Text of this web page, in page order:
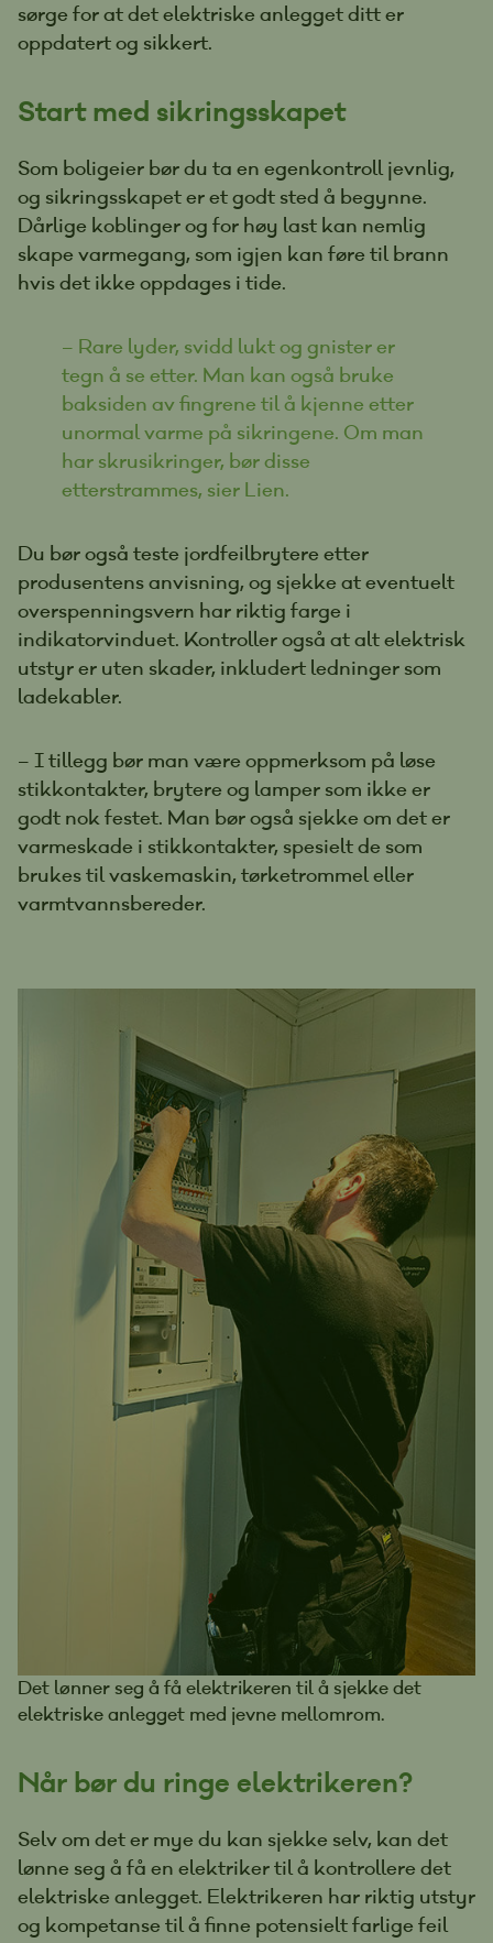
sørge for at det elektriske anlegget ditt er
oppdatert og sikkert.
Start med sikringsskapet
Som boligeier bør du ta en egenkontroll jevnlig,
og sikringsskapet er et godt sted å begynne.
Dårlige koblinger og for høy last kan nemlig
skape varmegang, som igjen kan føre til brann
hvis det ikke oppdages i tide.
– Rare lyder, svidd lukt og gnister er
tegn å se etter. Man kan også bruke
baksiden av fingrene til å kjenne etter
unormal varme på sikringene. Om man
har skrusikringer, bør disse
etterstrammes, sier Lien.
Du bør også teste jordfeilbrytere etter
produsentens anvisning, og sjekke at eventuelt
overspenningsvern har riktig farge i
indikatorvinduet. Kontroller også at alt elektrisk
utstyr er uten skader, inkludert ledninger som
ladekabler.
– I tillegg bør man være oppmerksom på løse
stikkontakter, brytere og lamper som ikke er
godt nok festet. Man bør også sjekke om det er
varmeskade i stikkontakter, spesielt de som
brukes til vaskemaskin, tørketrommel eller
varmtvannsbereder.
Det lønner seg å få elektrikeren til å sjekke det
elektriske anlegget med jevne mellomrom.
Når bør du ringe elektrikeren?
Selv om det er mye du kan sjekke selv, kan det
lønne seg å få en elektriker til å kontrollere det
elektriske anlegget. Elektrikeren har riktig utstyr
og kompetanse til å finne potensielt farlige feil